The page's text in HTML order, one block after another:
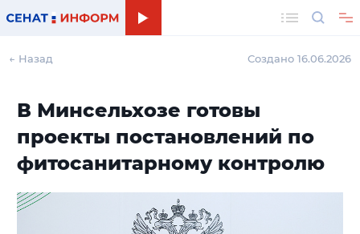
← Назад Создано 16.06.2026
В Минсельхозе готовы
проекты постановлений по
фитосанитарному контролю